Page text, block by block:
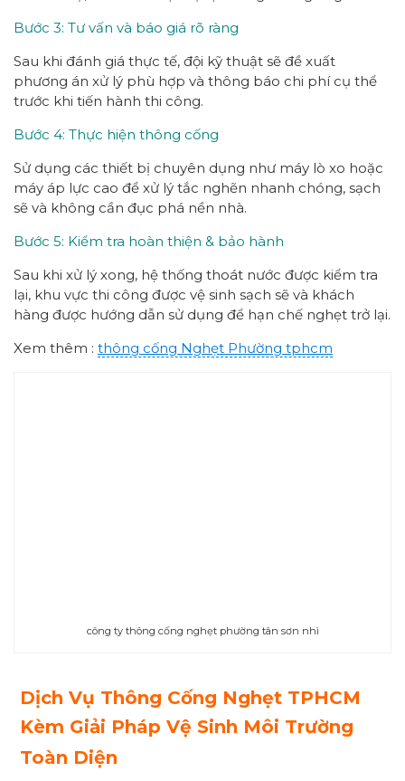
Bước 3: Tư vấn và báo giá rõ ràng
Sau khi đánh giá thực tế, đội kỹ thuật sẽ đề xuất
phương án xử lý phù hợp và thông báo chi phí cụ thể
trước khi tiến hành thi công.
Bước 4: Thực hiện thông cống
Sử dụng các thiết bị chuyên dụng như máy lò xo hoặc
máy áp lực cao để xử lý tắc nghẽn nhanh chóng, sạch
sẽ và không cần đục phá nền nhà.
Bước 5: Kiểm tra hoàn thiện & bảo hành
Sau khi xử lý xong, hệ thống thoát nước được kiểm tra
lại, khu vực thi công được vệ sinh sạch sẽ và khách
hàng được hướng dẫn sử dụng để hạn chế nghẹt trở lại.
Xem thêm : thông cống Nghẹt Phường tphcm
công ty thông cống nghẹt phường tân sơn nhì
Dịch Vụ Thông Cống Nghẹt TPHCM
Kèm Giải Pháp Vệ Sinh Môi Trường
Toàn Diện